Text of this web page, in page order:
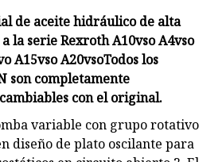
de aceite hidráulico de alta
la serie Rexroth A10vso A4vso
A15vso A20vsoTodos los
son completamente
con el original.
variable con grupo rotativo
diseño de plato oscilante para